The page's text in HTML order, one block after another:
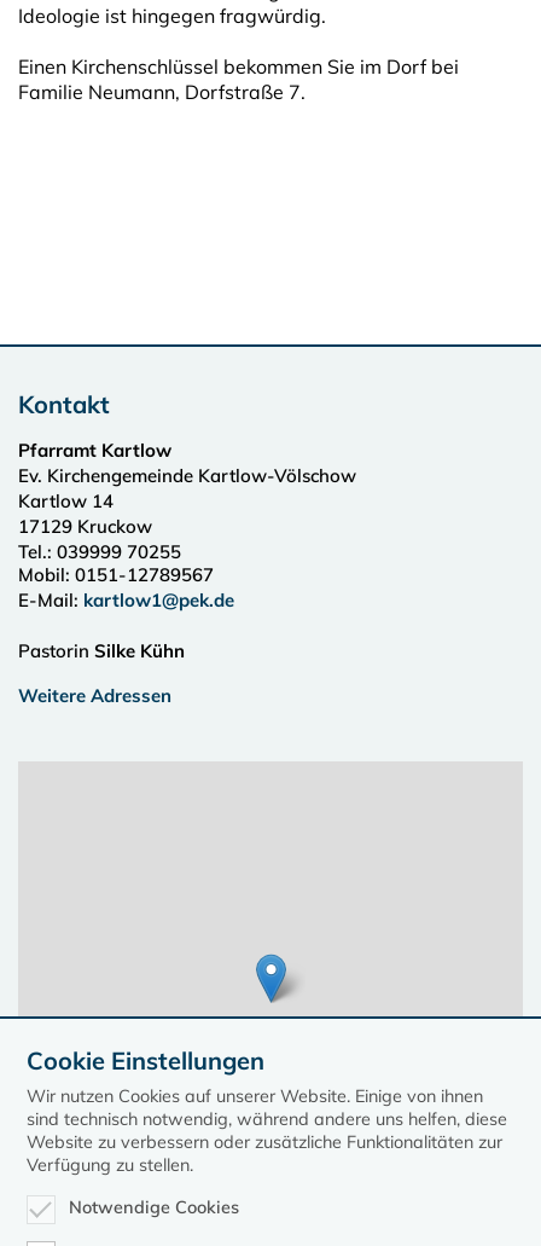
Ideologie ist hingegen fragwürdig.
Einen Kirchenschlüssel bekommen Sie im Dorf bei
Familie Neumann, Dorfstraße 7.
Kontakt
Pfarramt Kartlow
Ev. Kirchengemeinde Kartlow-Völschow
Kartlow 14
17129 Kruckow
Tel.: 039999 70255
Mobil: 0151-12789567
E-Mail: kartlow1@pek.de
Pastorin Silke Kühn
Weitere Adressen
Cookie Einstellungen
Wir nutzen Cookies auf unserer Website. Einige von ihnen
sind technisch notwendig, während andere uns helfen, diese
Website zu verbessern oder zusätzliche Funktionalitäten zur
Verfügung zu stellen.
Notwendige Cookies